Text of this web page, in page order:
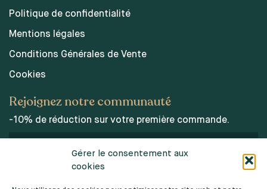
Gérer le consentement aux
cookies
Politique de confidentialité
Mentions légales
Conditions Générales de Vente
Cookies
Rejoignez notre communauté
-10% de réduction sur votre première commande.